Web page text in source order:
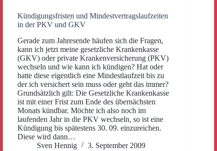
Kündigungsfristen und Mindestvertragslaufzeiten
in der PKV und GKV
Gerade zum Jahresende häufen sich die Fragen,
kann ich jetzt meine gesetzliche Krankenkasse
(GKV) oder private Krankenversicherung (PKV)
wechseln und wie kann ich kündigen? Hat oder
hatte diese eigentlich eine Mindestlaufzeit bis zu
der ich versichert sein muss oder geht das immer?
Grundsätzlich gilt: Die Gesetzliche Krankenkasse
ist mit einer Frist zum Ende des übernächsten
Monats kündbar. Möchte ich also noch im
laufenden Jahr in die PKV wechseln, so ist eine
Kündigung bis spätestens 30. 09. einzureichen.
Diese wird dann…
Sven Hennig
3. September 2009